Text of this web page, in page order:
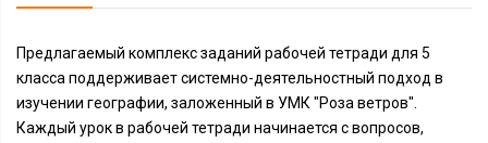
Предлагаемый комплекс заданий рабочей тетради для 5
класса поддерживает системно-деятельностный подход в
изучении географии, заложенный в УМК "Роза ветров".
Каждый урок в рабочей тетради начинается с вопросов,